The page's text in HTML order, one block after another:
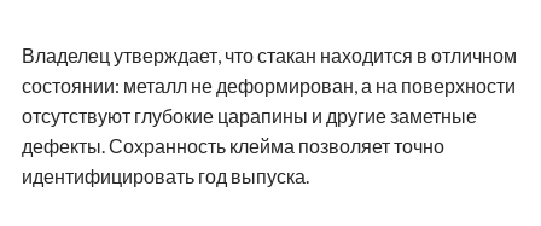
Владелец утверждает, что стакан находится в отличном
состоянии: металл не деформирован, а на поверхности
отсутствуют глубокие царапины и другие заметные
дефекты. Сохранность клейма позволяет точно
идентифицировать год выпуска.